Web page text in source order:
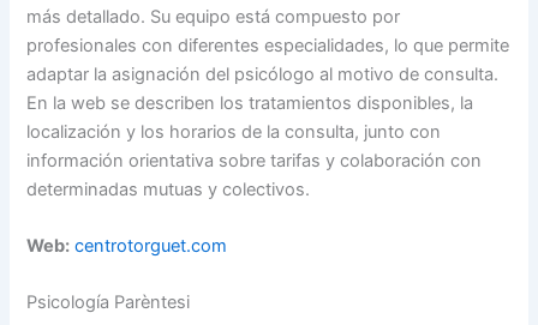
más detallado. Su equipo está compuesto por
profesionales con diferentes especialidades, lo que permite
adaptar la asignación del psicólogo al motivo de consulta.
En la web se describen los tratamientos disponibles, la
localización y los horarios de la consulta, junto con
información orientativa sobre tarifas y colaboración con
determinadas mutuas y colectivos.
Web: centrotorguet.com
Psicología Parèntesi